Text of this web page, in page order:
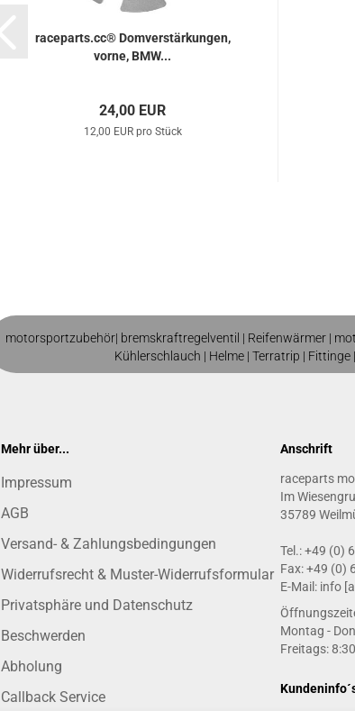
raceparts.cc® Domverstärkungen,
vorne, BMW...
24,00 EUR
12,00 EUR pro Stück
motorsportzubehör| bremskraftregelventil | Reifenwärmer |
Kühlerschlauch | Helme | Terratrip | Fittinge|
Mehr über...
Impressum
AGB
Versand- & Zahlungsbedingungen
Widerrufsrecht & Muster-Widerrufsformular
Privatsphäre und Datenschutz
Beschwerden
Abholung
Callback Service
Anschrift
raceparts
Im
35789
Tel.: +49 (0)
Fax: +49 (0)
E-Mail: info
Montag -
Freitags: